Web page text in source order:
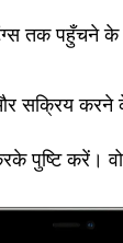
तक पहुँचने के
सक्रिय करने
पुष्टि करें।